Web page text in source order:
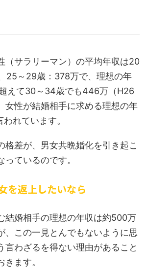
（サラリーマン）の平均年収は20
25～29歳：378万で、理想の年
えて30～34歳でも446万（H26
女性が結婚相手に求める理想の年
れています。
格差が、男女共晩婚化を引き起こ
ているのです。
を返上したいなら
結婚相手の理想の年収は約500万
、この一見とんでもないように思
言わざるを得ない理由があること
ます。